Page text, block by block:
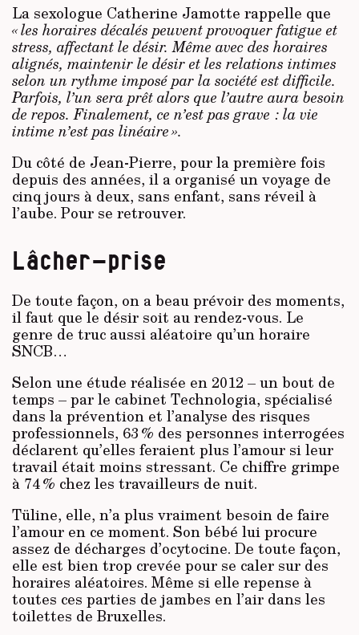
La sexologue Catherine Jamotte rappelle que
« les horaires décalés peuvent provoquer fatigue et
stress, affectant le désir. Même avec des horaires
alignés, maintenir le désir et les relations intimes
selon un rythme imposé par la société est difficile.
Parfois, l’un sera prêt alors que l’autre aura besoin
de repos. Finalement, ce n’est pas grave : la vie
intime n’est pas linéaire ».
Du côté de Jean-Pierre, pour la première fois
depuis des années, il a organisé un voyage de
cinq jours à deux, sans enfant, sans réveil à
l’aube. Pour se retrouver.
Lâcher-prise
De toute façon, on a beau prévoir des moments,
il faut que le désir soit au rendez-vous. Le
genre de truc aussi aléatoire qu’un horaire
SNCB…
Selon une étude réalisée en 2012 – un bout de
temps – par le cabinet Technologia, spécialisé
dans la prévention et l’analyse des risques
professionnels, 63 % des personnes interrogées
déclarent qu’elles feraient plus l’amour si leur
travail était moins stressant. Ce chiffre grimpe
à 74 % chez les travailleurs de nuit.
Tüline, elle, n’a plus vraiment besoin de faire
l’amour en ce moment. Son bébé lui procure
assez de décharges d’ocytocine. De toute façon,
elle est bien trop crevée pour se caler sur des
horaires aléatoires. Même si elle repense à
toutes ces parties de jambes en l’air dans les
toilettes de Bruxelles.